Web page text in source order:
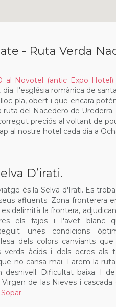
- Ruta Verda
al Novotel (antic Expo Hotel).
dia l'església romànica de
pla, obert i que encara
del Nacedero de
preciós al voltant de
al nostre hotel cada dia a
D’irati.
és la Selva d'Irati. Es
afluents. Zona fronterera
delimità la frontera,
els fajos i l'avet blanc
unes condicions
dels colors canviants
verds àcids i dels ocres als
no cansa mai. Farem la
Dificultat baixa. I
de las Nieves i
Sopar.